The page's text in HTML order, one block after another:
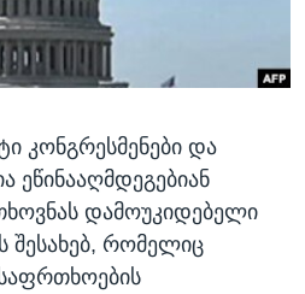
კონგრესმენები და
ეწინააღმდეგებიან
დამოუკიდებელი
შესახებ, რომელიც